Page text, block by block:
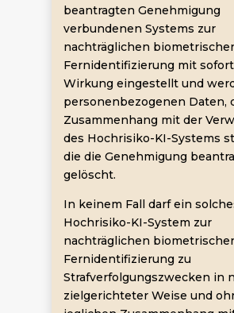
beantragten Genehmigung
verbundenen Systems zur
nachträglichen
Fernidentifizierung mit
Wirkung eingestellt und
personenbezogenen Daten,
Zusammenhang mit der
des Hochrisiko-KI-Systems
die die Genehmigung
gelöscht.
In keinem Fall darf ein
Hochrisiko-KI-System zur
nachträglichen
Fernidentifizierung zu
Strafverfolgungszwecken in
zielgerichteter Weise und